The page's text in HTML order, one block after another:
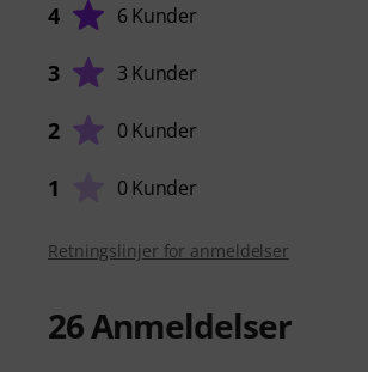
4 6 Kunder
3 3 Kunder
2 0 Kunder
1 0 Kunder
Retningslinjer for anmeldelser
26Anmeldelser